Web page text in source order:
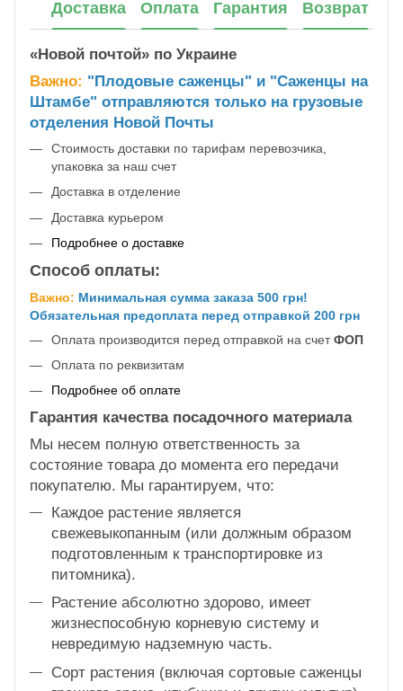
Доставка Оплата Гарантия Возврат
«Новой почтой» по Украине
Важно: "Плодовые саженцы" и "Саженцы на
Штамбе" отправляются только на грузовые
отделения Новой Почты
Стоимость доставки по тарифам перевозчика,
упаковка за наш счет
Доставка в отделение
Доставка курьером
Подробнее о доставке
Способ оплаты:
Важно: Минимальная сумма заказа 500 грн!
Обязательная предоплата перед отправкой 200 грн
Оплата производится перед отправкой на счетФОП
Оплата по реквизитам
Подробнее об оплате
Гарантия качества посадочного материала
Мы несем полную ответственность за
состояние товара до момента его передачи
покупателю. Мы гарантируем, что:
Каждое растение является
свежевыкопанным (или должным образом
подготовленным к транспортировке из
питомника).
Растение абсолютно здорово, имеет
жизнеспособную корневую систему и
невредимую надземную часть.
Сорт растения (включая сортовые саженцы